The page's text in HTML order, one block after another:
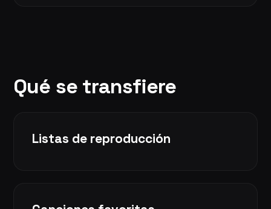
Qué se transfiere
Listas de reproducción